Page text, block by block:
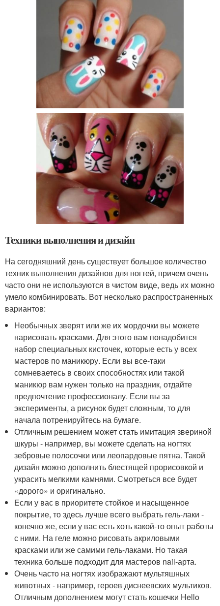
Техники выполнения и дизайн
На сегодняшний день существует большое количество
техник выполнения дизайнов для ногтей, причем очень
часто они не используются в чистом виде, ведь их можно
умело комбинировать. Вот несколько распространенных
вариантов:
Необычных зверят или же их мордочки вы можете
нарисовать красками. Для этого вам понадобится
набор специальных кисточек, которые есть у всех
мастеров по маникюру. Если вы все-таки
сомневаетесь в своих способностях или такой
маникюр вам нужен только на праздник, отдайте
предпочтение профессионалу. Если вы за
эксперименты, а рисунок будет сложным, то для
начала потренируйтесь на бумаге.
Отличным решением может стать имитация звериной
шкуры - например, вы можете сделать на ногтях
зебровые полосочки или леопардовые пятна. Такой
дизайн можно дополнить блестящей прорисовкой и
украсить мелкими камнями. Смотреться все будет
«дорого» и оригинально.
Если у вас в приоритете стойкое и насыщенное
покрытие, то здесь лучше всего выбрать гель-лаки -
конечно же, если у вас есть хоть какой-то опыт работы
с ними. На геле можно рисовать акриловыми
красками или же самими гель-лаками. Но такая
техника больше подходит для мастеров nail-арта.
Очень часто на ногтях изображают мультяшных
животных - например, героев диснеевских мультиков.
Отличным дополнением могут стать кошечки Hello